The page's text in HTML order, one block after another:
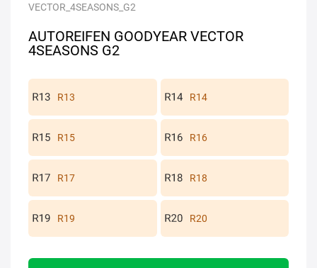
VECTOR_4SEASONS_G2
AUTOREIFEN GOODYEAR VECTOR
4SEASONS G2
R13 R14
R15 R16
R17 R18
R19 R20